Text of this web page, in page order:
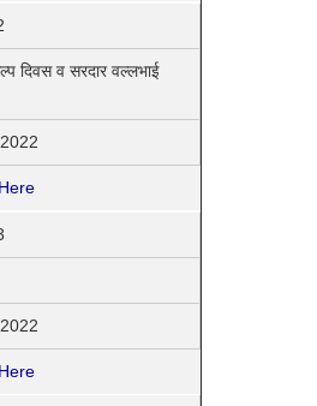
दिवस व सरदार वल्लभाई